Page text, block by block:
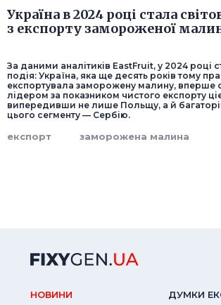
Україна в 2024 році стала
з експорту замороженої
За даними аналітиків EastFruit, у 2024 році
подія: Україна, яка ще десять років тому
експортувала заморожену малину, вперше
лідером за показником чистого експорту
випередивши не лише Польщу, а й
цього сегменту — Сербію.
експорт заморожена малина
НОВИНИ ДУМКИ